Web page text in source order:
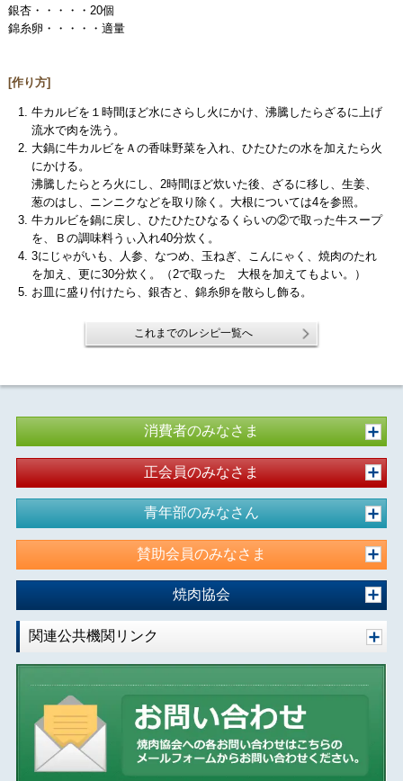
銀杏・・・・・20個
錦糸卵・・・・・適量
[作り方]
牛カルビを１時間ほど水にさらし火にかけ、沸騰したらざるに上げ
流水で肉を洗う。
大鍋に牛カルビをＡの香味野菜を入れ、ひたひたの水を加えたら火
にかける。
沸騰したらとろ火にし、2時間ほど炊いた後、ざるに移し、生姜、
葱のはし、ニンニクなどを取り除く。大根については4を参照。
牛カルビを鍋に戻し、ひたひたひなるくらいの②で取った牛スープ
を、Ｂの調味料うぃ入れ40分炊く。
3にじゃがいも、人参、なつめ、玉ねぎ、こんにゃく、焼肉のたれ
を加え、更に30分炊く。（2で取った 大根を加えてもよい。）
お皿に盛り付けたら、銀杏と、錦糸卵を散らし飾る。
これまでのレシピ一覧へ
消費者のみなさま
正会員のみなさま
青年部のみなさん
賛助会員のみなさま
焼肉協会
関連公共機関リンク